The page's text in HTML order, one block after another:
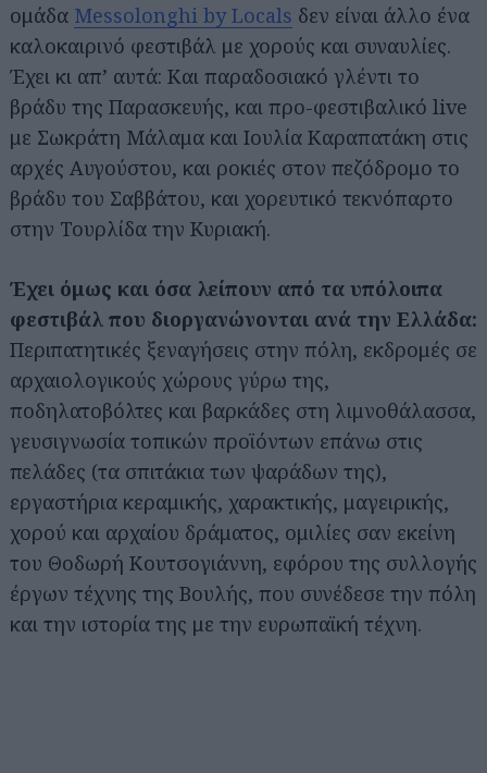
ομάδα Messolonghi by Locals δεν είναι άλλο ένα
καλοκαιρινό φεστιβάλ με χορούς και συναυλίες.
Έχει κι απ’ αυτά: Και παραδοσιακό γλέντι το
βράδυ της Παρασκευής, και προ-φεστιβαλικό live
με Σωκράτη Μάλαμα και Ιουλία Καραπατάκη στις
αρχές Αυγούστου, και ροκιές στον πεζόδρομο το
βράδυ του Σαββάτου, και χορευτικό τεκνόπαρτο
στην Τουρλίδα την Κυριακή.
Έχει όμως και όσα λείπουν από τα υπόλοιπα
φεστιβάλ που διοργανώνονται ανά την Ελλάδα:
Περιπατητικές ξεναγήσεις στην πόλη, εκδρομές σε
αρχαιολογικούς χώρους γύρω της,
ποδηλατοβόλτες και βαρκάδες στη λιμνοθάλασσα,
γευσιγνωσία τοπικών προϊόντων επάνω στις
πελάδες (τα σπιτάκια των ψαράδων της),
εργαστήρια κεραμικής, χαρακτικής, μαγειρικής,
χορού και αρχαίου δράματος, ομιλίες σαν εκείνη
του Θοδωρή Κουτσογιάννη, εφόρου της συλλογής
έργων τέχνης της Βουλής, που συνέδεσε την πόλη
και την ιστορία της με την ευρωπαϊκή τέχνη.